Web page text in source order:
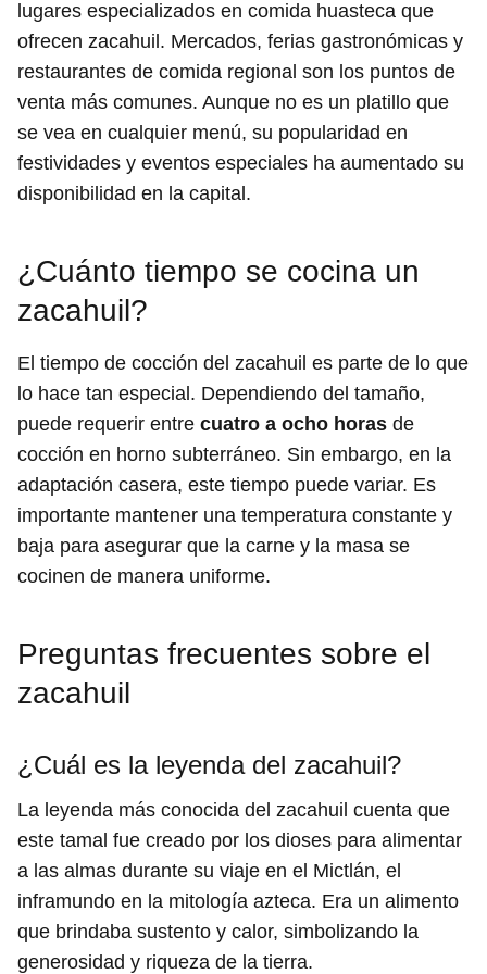
lugares especializados en comida huasteca que
ofrecen zacahuil. Mercados, ferias gastronómicas y
restaurantes de comida regional son los puntos de
venta más comunes. Aunque no es un platillo que
se vea en cualquier menú, su popularidad en
festividades y eventos especiales ha aumentado su
disponibilidad en la capital.
¿Cuánto tiempo se cocina un
zacahuil?
El tiempo de cocción del zacahuil es parte de lo que
lo hace tan especial. Dependiendo del tamaño,
puede requerir entre cuatro a ocho horas de
cocción en horno subterráneo. Sin embargo, en la
adaptación casera, este tiempo puede variar. Es
importante mantener una temperatura constante y
baja para asegurar que la carne y la masa se
cocinen de manera uniforme.
Preguntas frecuentes sobre el
zacahuil
¿Cuál es la leyenda del zacahuil?
La leyenda más conocida del zacahuil cuenta que
este tamal fue creado por los dioses para alimentar
a las almas durante su viaje en el Mictlán, el
inframundo en la mitología azteca. Era un alimento
que brindaba sustento y calor, simbolizando la
generosidad y riqueza de la tierra.